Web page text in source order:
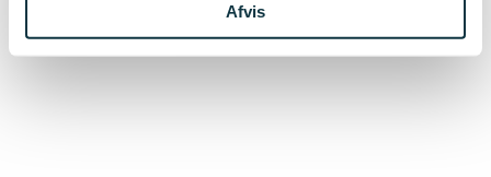
Afvis